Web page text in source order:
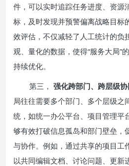
件，可以实时追踪任务进度、资源
标，及时发现并预警偏离战略目标
效评估，不仅减轻了人工统计的负
观、量化的数据，使得“服务大局”
持续优化。
第三， 强化跨部门、跨层级协
局往往需要多个部门、多个层级之
统，如统一办公平台、项目管理平
够有效打破信息孤岛和部门壁垒，
与协作。例如，通过共享的项目工
以共同编辑文档、讨论问题、更新